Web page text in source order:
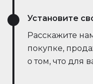
Установите
Расскажите
покупке,
о том, что для